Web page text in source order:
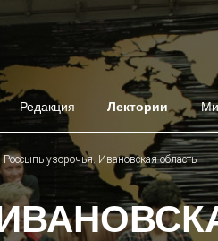
Редакция Лектории
Россыпь узорочья. Ивановская область